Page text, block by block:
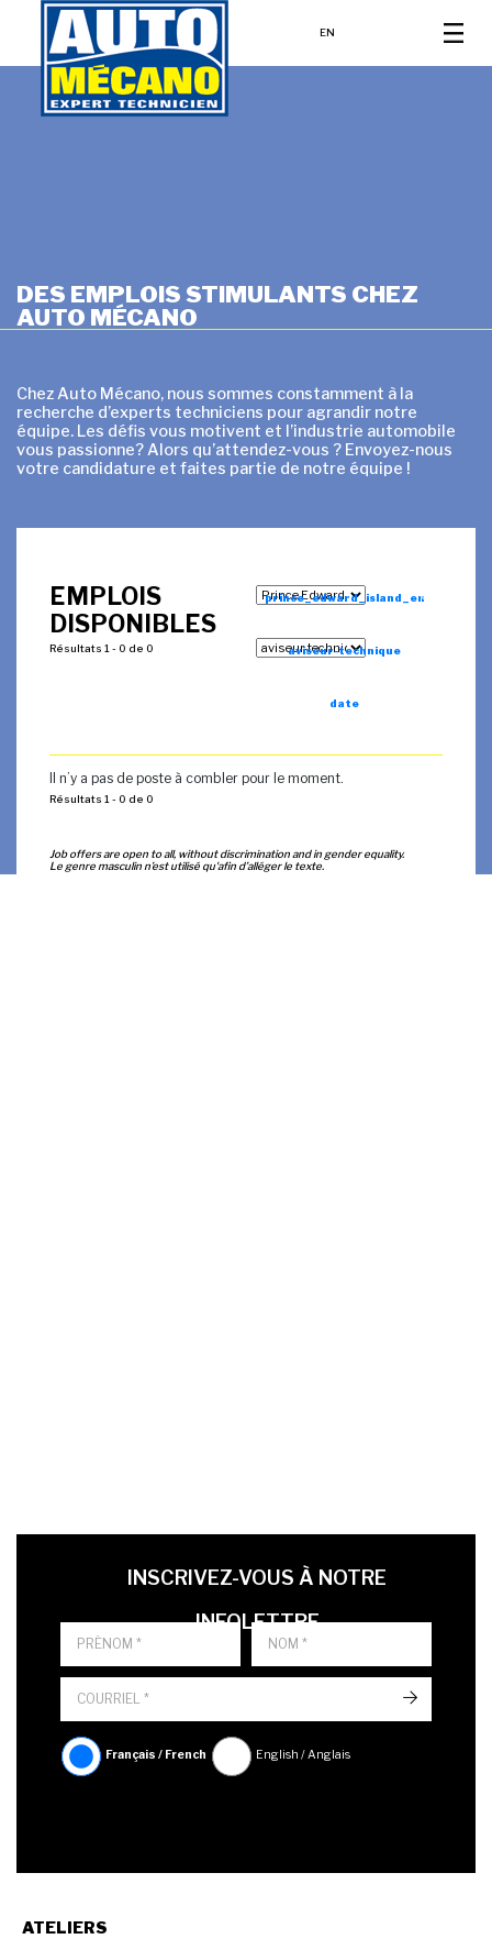
EN
DES EMPLOIS STIMULANTS CHEZ
AUTO MÉCANO
Chez Auto Mécano, nous sommes constamment à la
recherche d’experts techniciens pour agrandir notre
équipe. Les défis vous motivent et l’industrie automobile
vous passionne? Alors qu’attendez-vous ? Envoyez-nous
votre candidature et faites partie de notre équipe !
EMPLOIS
DISPONIBLES
Résultats 1 - 0 de 0
prince_edward_island_en
aviseur-technique
date
Il n’y a pas de poste à combler pour le moment.
Résultats 1 - 0 de 0
Job offers are open to all, without discrimination and in gender equality.
Le genre masculin n’est utilisé qu'afin d’alléger le texte.
PRÉNOM
LAST NAME
INSCRIVEZ-VOUS À NOTRE
INFOLETTRE
LANGUE
Français / French English / Anglais
->
ATELIERS